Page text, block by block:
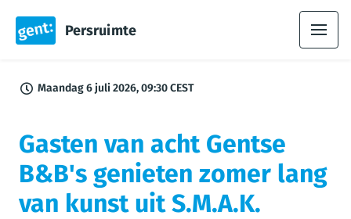
Persruimte
Maandag 6 juli 2026, 09:30 CEST
Gasten van acht Gentse
B&B's genieten zomer lang
van kunst uit S.M.A.K.